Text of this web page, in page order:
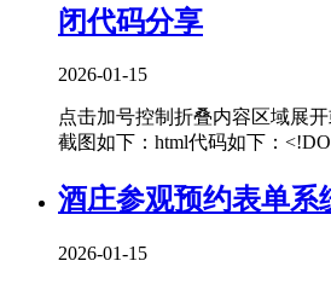
闭代码分享
2026-01-15
点击加号控制折叠内容区域展
截图如下：html代码如下：
酒庄参观预约表单系
2026-01-15